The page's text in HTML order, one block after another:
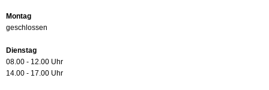
Montag
geschlossen
Dienstag
08.00 - 12.00 Uhr
14.00 - 17.00 Uhr